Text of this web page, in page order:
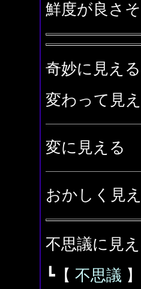
鮮度が良さ
奇妙に見える
変わって見
変に見える
おかしく見
不思議に見
┗【 不思議 】